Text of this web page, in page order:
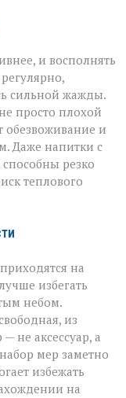
и восполнять
сильной жажды.
просто плохой
обезвоживание и
Даже напитки с
резко
теплового
на
избегать
небом.
из
не аксессуар, а
мер заметно
избежать
на